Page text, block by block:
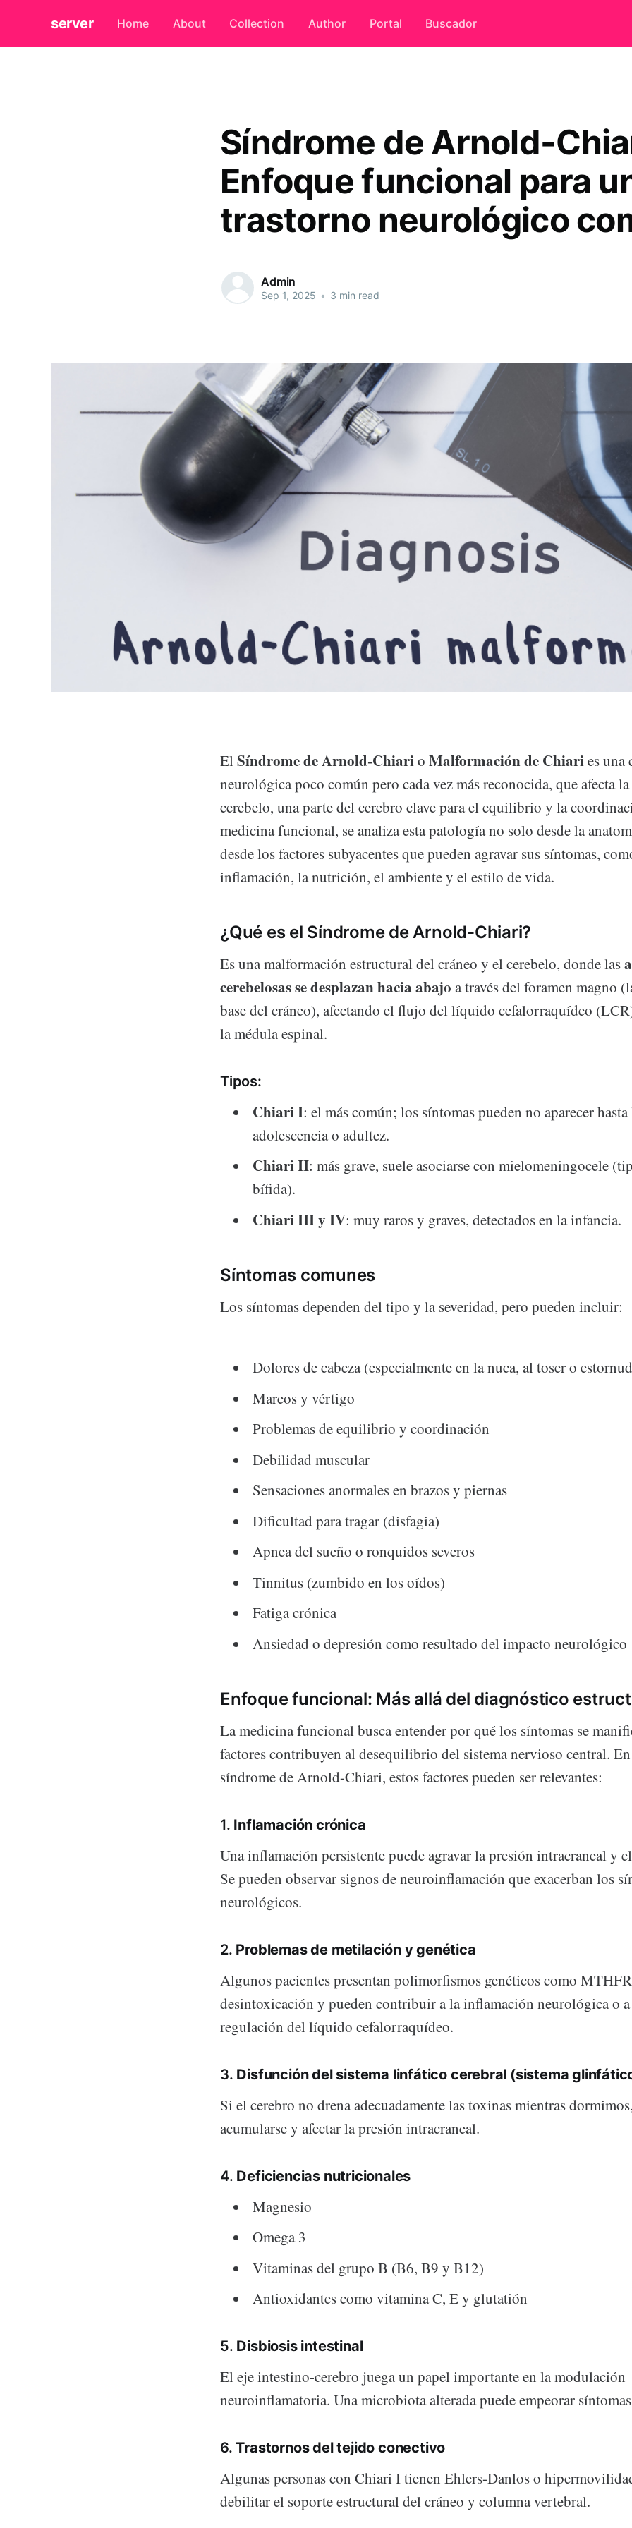
server Home About Collection Author Portal Buscador
Síndrome de Arnold-
Enfoque funcional para
trastorno neurológico
Admin
Sep 1, 2025 • 3 min read
El Síndrome de Arnold-Chiario Malformación de Chiaries
neurológica poco común pero cada vez más reconocida, que afecta
cerebelo, una parte del cerebro clave para el equilibrio y la
medicina funcional, se analiza esta patología no solo desde la
desde los factores subyacentes que pueden agravar sus síntomas,
inflamación, la nutrición, el ambiente y el estilo de vida.
¿Qué es el Síndrome de Arnold-Chiari?
Es una malformación estructural del cráneo y el cerebelo, donde las
cerebelosas se desplazan hacia abajo a través del foramen magno
base del cráneo), afectando el flujo del líquido cefalorraquídeo
la médula espinal.
Tipos:
Chiari I: el más común; los síntomas pueden no aparecer hasta
adolescencia o adultez.
Chiari II: más grave, suele asociarse con mielomeningocele
bífida).
Chiari III y IV: muy raros y graves, detectados en la infancia.
Síntomas comunes
Los síntomas dependen del tipo y la severidad, pero pueden incluir:
Dolores de cabeza (especialmente en la nuca, al toser o
Mareos y vértigo
Problemas de equilibrio y coordinación
Debilidad muscular
Sensaciones anormales en brazos y piernas
Dificultad para tragar (disfagia)
Apnea del sueño o ronquidos severos
Tinnitus (zumbido en los oídos)
Fatiga crónica
Ansiedad o depresión como resultado del impacto neurológico
Enfoque funcional: Más allá del diagnóstico
La medicina funcional busca entender por qué los síntomas se
factores contribuyen al desequilibrio del sistema nervioso central.
síndrome de Arnold-Chiari, estos factores pueden ser relevantes:
1. Inflamación crónica
Una inflamación persistente puede agravar la presión intracraneal y
Se pueden observar signos de neuroinflamación que exacerban los
neurológicos.
2. Problemas de metilación y genética
Algunos pacientes presentan polimorfismos genéticos como
desintoxicación y pueden contribuir a la inflamación neurológica o
regulación del líquido cefalorraquídeo.
3. Disfunción del sistema linfático cerebral (sistema
Si el cerebro no drena adecuadamente las toxinas mientras
acumularse y afectar la presión intracraneal.
4. Deficiencias nutricionales
Magnesio
Omega 3
Vitaminas del grupo B (B6, B9 y B12)
Antioxidantes como vitamina C, E y glutatión
5. Disbiosis intestinal
El eje intestino-cerebro juega un papel importante en la modulación
neuroinflamatoria. Una microbiota alterada puede empeorar
6.Trastornos del tejido conectivo
Algunas personas con Chiari I tienen Ehlers-Danlos o
debilitar el soporte estructural del cráneo y columna vertebral.